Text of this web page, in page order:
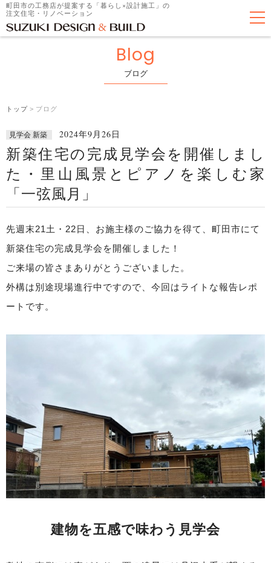
町田市の工務店が提案する「暮らし×設計施工」の
注文住宅・リノベーション
Blog
ブログ
トップ > ブログ
見学会 新築 2024年9月26日
新築住宅の完成見学会を開催しまし
た・里山風景とピアノを楽しむ家
「一弦風月」
先週末21土・22日、お施主様のご協力を得て、町田市にて
新築住宅の完成見学会を開催しました！
ご来場の皆さまありがとうございました。
外構は別途現場進行中ですので、今回はライトな報告レポ
ートです。
建物を五感で味わう見学会